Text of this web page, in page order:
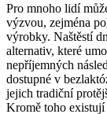
Pro mnoho lidí
výzvou, zejména
výrobky. Naštěstí
alternativ, které
nepříjemných
dostupné v
jejich tradiční
Kromě toho existují